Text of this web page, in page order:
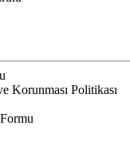
Korunması Politikası